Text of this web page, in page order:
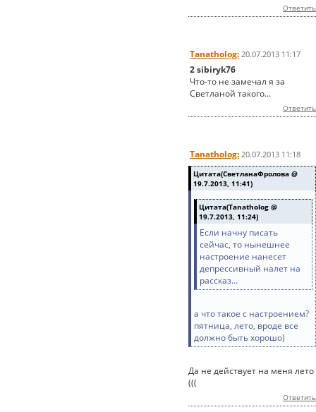
Ответить
Tanatholog: 20.07.2013 11:17
2 sibiryk76
Что-то не замечал я за
Светланой такого...
Ответить
Tanatholog: 20.07.2013 11:18
Цитата(СветланаФролова @
19.7.2013, 11:41)
Цитата(Tanatholog @
19.7.2013, 11:24)
Если начну писать
сейчас, то нынешнее
настроение нанесет
депрессивный налет на
рассказ...
а что такое с настроением?
пятница, лето, вроде все
должно быть хорошо)
Да не действует на меня лето
(((
Ответить